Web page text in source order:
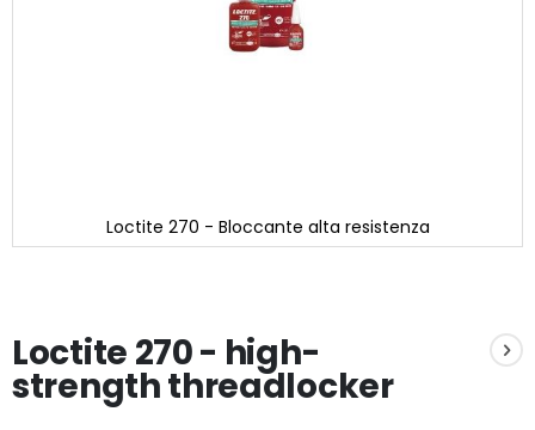
Loctite 270 - Bloccante alta resistenza
of
the
images
Loctite 270 - high-
strength threadlocker